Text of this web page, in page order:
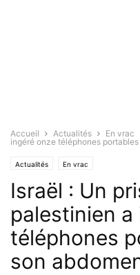
Accueil Actualités En vrac
ingéré onze téléphones portables
Actualités En vrac
Israël : Un
palestinien a
téléphones
son